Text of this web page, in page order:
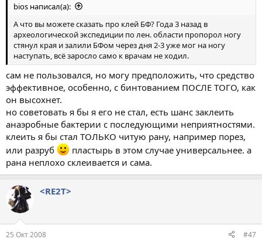
bios написал(а):
А что вы можете сказать про клей БФ? Года 3 назад в
археологической экспедиции по лен. области пропорол ногу
стянул края и залили БФом через дня 2-3 уже мог на ногу
наступать, всё заросло само к врачам не ходил.
сам не пользовался, но могу предположить, что средство
эффективное, особенно, с бинтованием ПОСЛЕ ТОГО, как
он высохнет.
но советовать я бы я его не стал, есть шанс заклеить
анаэробные бактерии с последующими неприятностями.
клеить я бы стал ТОЛЬКО читую рану, например порез,
или разруб
пластырь в этом случае универсальнее. а
рана неплохо склеивается и сама.
<RE2T>
25 Окт 2008 #47